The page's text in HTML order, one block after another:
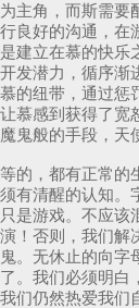
主角，而斯需要
良好的沟通，在
建立在慕的快乐
发潜力，循序渐
的纽带，通过惩
慕感到获得了宽
鬼般的手段，天
的，都有正常的
有清醒的认知。
是游戏。不应该
！否则，我们解
。无休止的向字
。我们必须明白
们仍然热爱我们